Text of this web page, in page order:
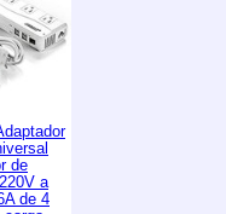
de
a
de 4